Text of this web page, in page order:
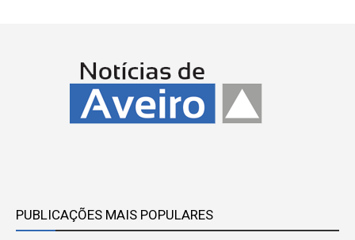
PUBLICAÇÕES MAIS POPULARES